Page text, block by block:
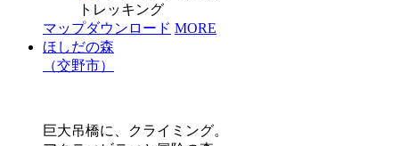
トレッキング
マップダウンロード MORE
ほしだの森
（交野市）
巨大吊橋に、クライミング。